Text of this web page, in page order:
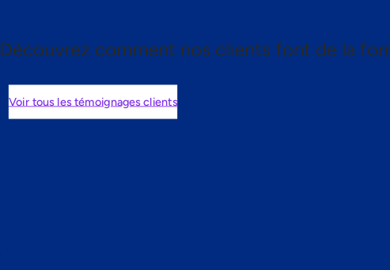
Découvrez comment nos clients font de la
Voir tous les témoignages clients